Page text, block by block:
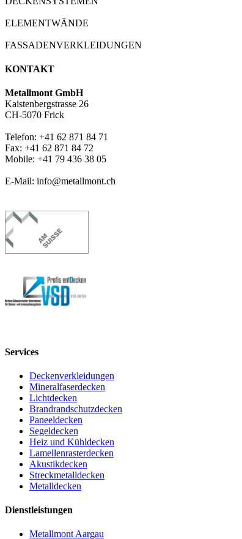
ELEMENTWÄNDE
FASSADENVERKLEIDUNGEN
KONTAKT
Metallmont GmbH
Kaistenbergstrasse 26
CH-5070 Frick
Telefon: +41 62 871 84 71
Fax: +41 62 871 84 72
Mobile: +41 79 436 38 05
E-Mail: info@metallmont.ch
Services
Deckenverkleidungen
Mineralfaserdecken
Lichtdecken
Brandrandschutzdecken
Paneeldecken
Segeldecken
Heiz und Kühldecken
Lamellenrasterdecken
Akustikdecken
Streckmetalldecken
Metalldecken
Dienstleistungen
Metallmont Aargau